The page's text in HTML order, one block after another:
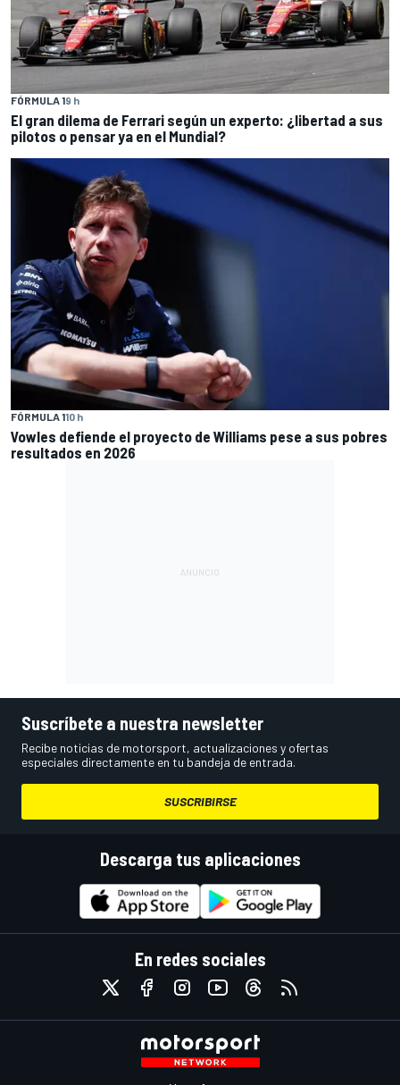
FÓRMULA 19 h
El gran dilema de Ferrari según un experto: ¿libertad a sus
pilotos o pensar ya en el Mundial?
FÓRMULA 110 h
Vowles defiende el proyecto de Williams pese a sus pobres
resultados en 2026
Suscríbete a nuestra newsletter
Recibe noticias de motorsport, actualizaciones y ofertas
especiales directamente en tu bandeja de entrada.
SUSCRIBIRSE
Descarga tus aplicaciones
En redes sociales